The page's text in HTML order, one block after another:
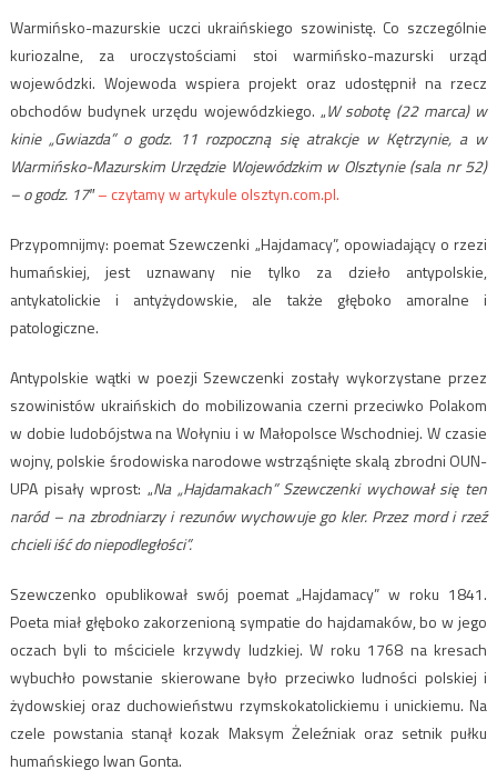
Warmińsko-mazurskie uczci ukraińskiego szowinistę. Co szczególnie
kuriozalne, za uroczystościami stoi warmińsko-mazurski urząd
wojewódzki. Wojewoda wspiera projekt oraz udostępnił na rzecz
obchodów budynek urzędu wojewódzkiego. „W sobotę (22 marca) w
kinie „Gwiazda” o godz. 11 rozpoczną się atrakcje w Kętrzynie, a w
Warmińsko-Mazurskim Urzędzie Wojewódzkim w Olsztynie (sala nr 52)
– o godz. 17″– czytamy w artykule olsztyn.com.pl.
Przypomnijmy: poemat Szewczenki „Hajdamacy”, opowiadający o rzezi
humańskiej, jest uznawany nie tylko za dzieło antypolskie,
antykatolickie i antyżydowskie, ale także głęboko amoralne i
patologiczne.
Antypolskie wątki w poezji Szewczenki zostały wykorzystane przez
szowinistów ukraińskich do mobilizowania czerni przeciwko Polakom
w dobie ludobójstwa na Wołyniu i w Małopolsce Wschodniej. W czasie
wojny, polskie środowiska narodowe wstrząśnięte skalą zbrodni OUN-
UPA pisały wprost: „Na „Hajdamakach” Szewczenki wychował się ten
naród – na zbrodniarzy i rezunów wychowuje go kler. Przez mord i rzeź
chcieli iść do niepodległości”.
Szewczenko opublikował swój poemat „Hajdamacy” w roku 1841.
Poeta miał głęboko zakorzenioną sympatie do hajdamaków, bo w jego
oczach byli to mściciele krzywdy ludzkiej. W roku 1768 na kresach
wybuchło powstanie skierowane było przeciwko ludności polskiej i
żydowskiej oraz duchowieństwu rzymskokatolickiemu i unickiemu. Na
czele powstania stanął kozak Maksym Żeleźniak oraz setnik pułku
humańskiego Iwan Gonta.